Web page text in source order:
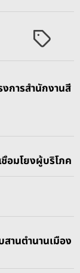
T
g
e
การสำนักงานสี
อมโยงผู้บริโภค
สานตำนานเมือง